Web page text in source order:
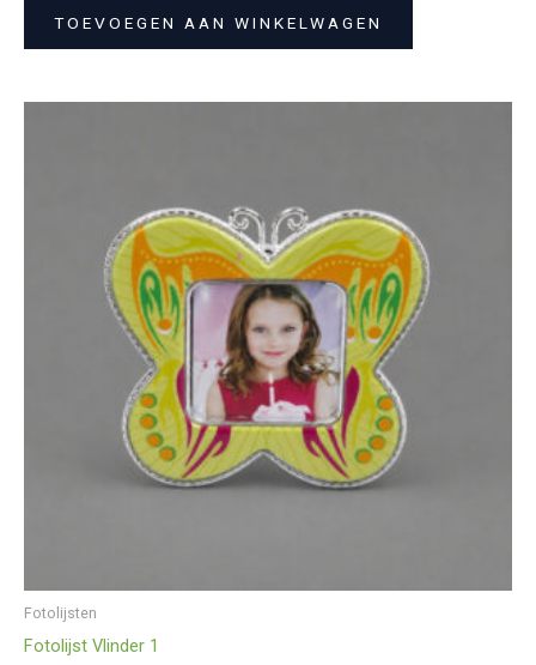
TOEVOEGEN AAN WINKELWAGEN
Fotolijsten
Fotolijst Vlinder 1